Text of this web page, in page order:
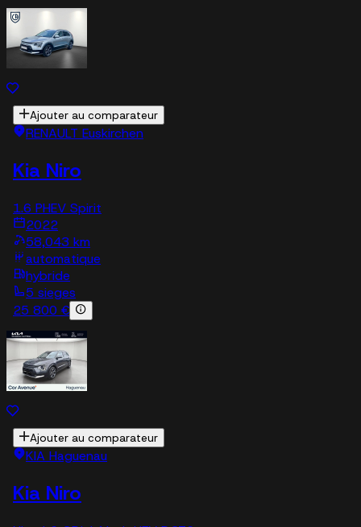
Ajouter au comparateur
RENAULT Euskirchen
Kia Niro
1.6 PHEV Spirit
2022
58,043 km
automatique
hybride
5 sieges
25 800 €
Ajouter au comparateur
KIA Haguenau
Kia Niro